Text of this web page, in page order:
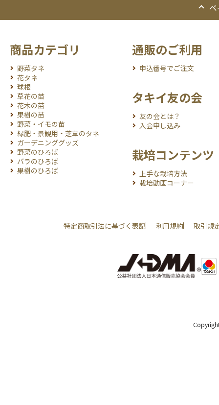
商品カテゴリ
野菜タネ
花タネ
球根
草花の苗
花木の苗
果樹の苗
野菜・イモの苗
緑肥・景観用・芝草のタネ
ガーデニンググッズ
野菜のひろば
バラのひろば
果樹のひろば
通販のご利用
申込番号でご注文
タキイ友の会
友の会とは？
入会申し込み
栽培コンテンツ
上手な栽培方法
栽培動画コーナー
特定商取引法に基づく表記 利用規約 取引規